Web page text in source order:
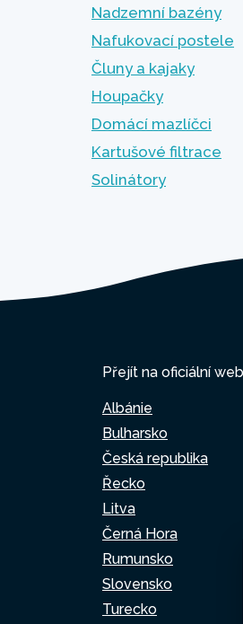
Nadzemní bazény
Nafukovací postele
Čluny a kajaky
Houpačky
Domácí mazlíčci
Kartušové filtrace
Solinátory
Přejít na oficiální
Albánie
Bulharsko
Česká republika
Řecko
Litva
Černá Hora
Rumunsko
Slovensko
Turecko